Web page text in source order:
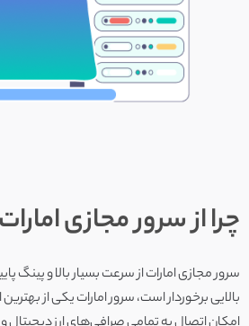
چرا از سرور مجازی
سرور مجازی امارات از سرعت بسیار بالا و پینگ